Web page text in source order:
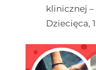
klinicznej
Dziecięca,